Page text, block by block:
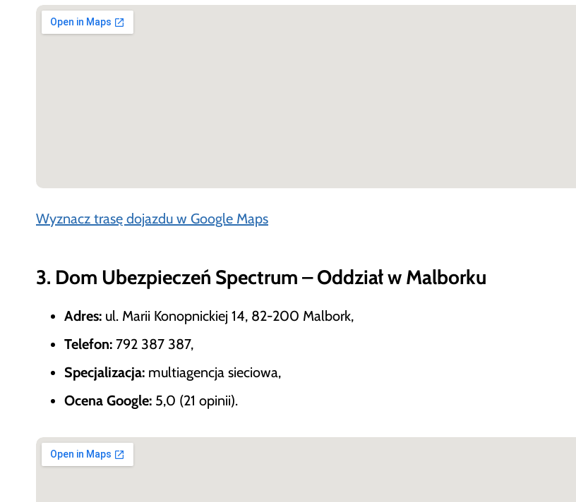
Wyznacz trasę dojazdu w Google Maps
3. Dom Ubezpieczeń Spectrum – Oddział w Malborku
Adres: ul. Marii Konopnickiej 14, 82-200 Malbork,
Telefon: 792 387 387,
Specjalizacja: multiagencja sieciowa,
Ocena Google: 5,0 (21 opinii).